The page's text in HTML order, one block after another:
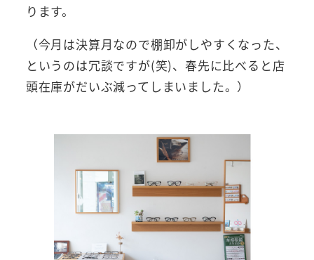
ります。
（今月は決算月なので棚卸がしやすくなった、
というのは冗談ですが(笑)、春先に比べると店
頭在庫がだいぶ減ってしまいました。）